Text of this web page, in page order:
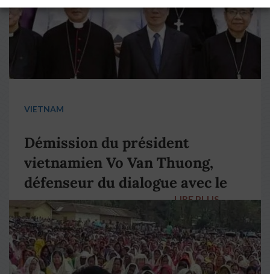
VIETNAM
Démission du président
vietnamien Vo Van Thuong,
défenseur du dialogue avec le
pape François
LIRE PLUS →